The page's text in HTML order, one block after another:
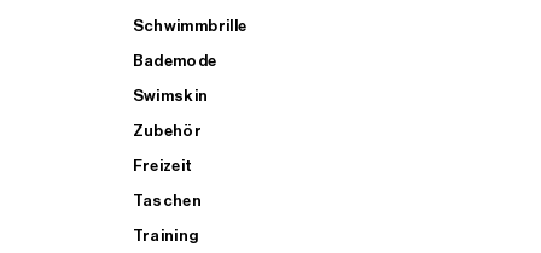
Schwimmbrille
Bademode
Swimskin
Zubehör
Freizeit
Taschen
Training